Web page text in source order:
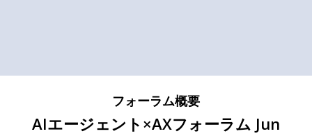
フォーラム概要
AIエージェント×AXフォーラム Jun